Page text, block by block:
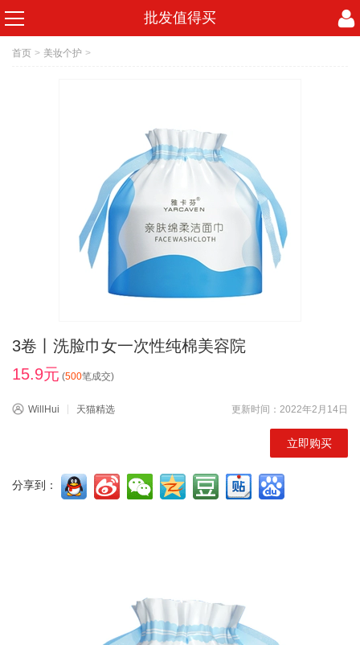
批发值得买
首页 > 美妆个护 >
3卷丨洗脸巾女一次性纯棉美容院
15.9元 (500笔成交)
WillHui 天猫精选 更新时间：2022年2月14日
立即购买
分享到：